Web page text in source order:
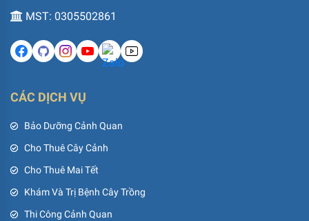
MST: 0305502861
CÁC DỊCH VỤ
Bảo Dưỡng Cảnh Quan
Cho Thuê Cây Cảnh
Cho Thuê Mai Tết
Khám Và Trị Bệnh Cây Trồng
Thi Công Cảnh Quan